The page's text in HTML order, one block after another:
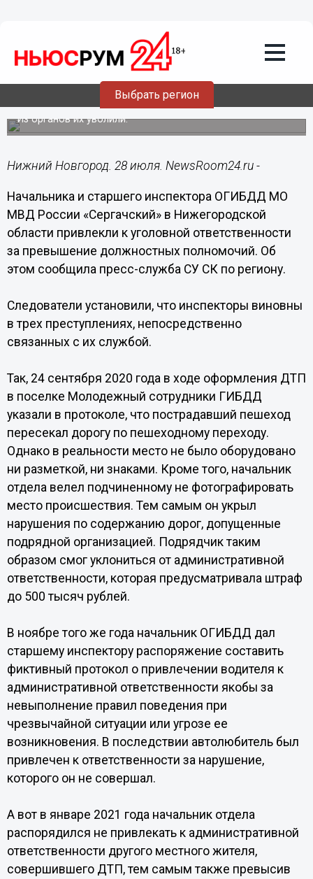
Выбрать регион
Двое сотрудников сергачского ГИБДД
получили штраф за фальсификацию
Из органов их уволили.
Нижний Новгород. 28 июля. NewsRoom24.ru -
Начальника и старшего инспектора ОГИБДД МО
МВД России «Сергачский» в Нижегородской
области привлекли к уголовной ответственности
за превышение должностных полномочий. Об
этом сообщила пресс-служба СУ СК по региону.
Следователи установили, что инспекторы виновны
в трех преступлениях, непосредственно
связанных с их службой.
Так, 24 сентября 2020 года в ходе оформления ДТП
в поселке Молодежный сотрудники ГИБДД
указали в протоколе, что пострадавший пешеход
пересекал дорогу по пешеходному переходу.
Однако в реальности место не было оборудовано
ни разметкой, ни знаками. Кроме того, начальник
отдела велел подчиненному не фотографировать
место происшествия. Тем самым он укрыл
нарушения по содержанию дорог, допущенные
подрядной организацией. Подрядчик таким
образом смог уклониться от административной
ответственности, которая предусматривала штраф
до 500 тысяч рублей.
В ноябре того же года начальник ОГИБДД дал
старшему инспектору распоряжение составить
фиктивный протокол о привлечении водителя к
административной ответственности якобы за
невыполнение правил поведения при
чрезвычайной ситуации или угрозе ее
возникновения. В последствии автолюбитель был
привлечен к ответственности за нарушение,
которого он не совершал.
А вот в январе 2021 года начальник отдела
распорядился не привлекать к административной
ответственности другого местного жителя,
совершившего ДТП, тем самым также превысив